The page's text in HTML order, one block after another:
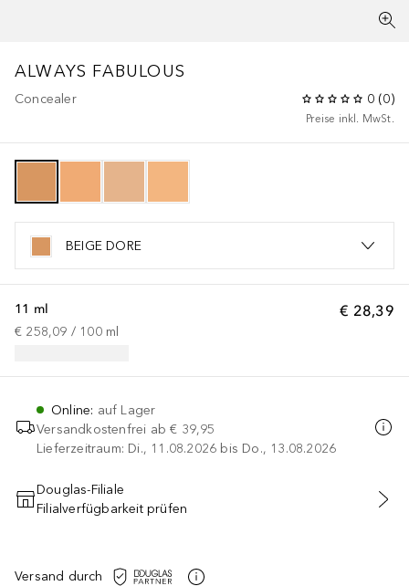
ALWAYS FABULOUS
Concealer 0 (0)
Preise inkl. MwSt.
BEIGE DORE
€ 28,39
11 ml
€ 258,09 / 100 ml
Online: auf Lager
Versandkostenfrei ab € 39,95
Lieferzeitraum: Di., 11.08.2026 bis Do., 13.08.2026
IN DEN WARENKORB
Douglas-Filiale
Filialverfügbarkeit prüfen
Versand durch